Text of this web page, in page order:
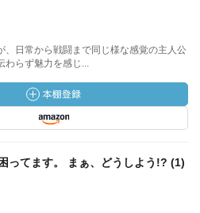
、日常から戦闘まで同じ様な感覚の主人公
わらず魅力を感じ...
ってます。 まぁ、どうしよう!? (1)